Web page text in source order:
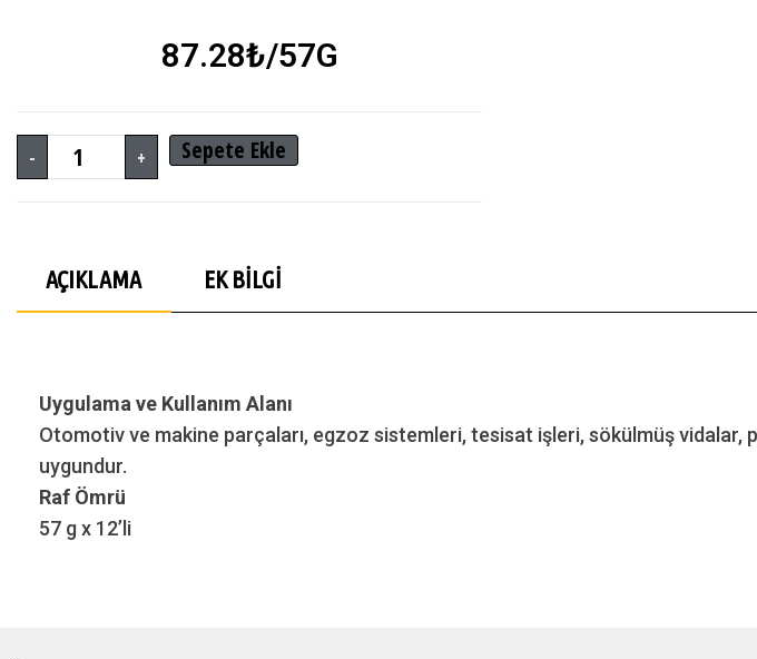
87.28₺/57G
- + Sepete Ekle
AÇIKLAMA EK BILGI
Uygulama ve Kullanım Alanı
Otomotiv ve makine parçaları, egzoz sistemleri, tesisat işleri, sökülmüş vidalar,
uygundur.
Raf Ömrü
57 g x 12’li